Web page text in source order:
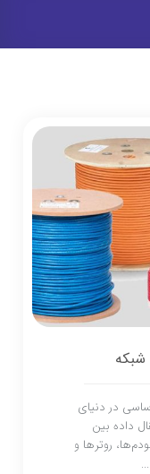
شبکه
در دنیای
داده بین
روترها و